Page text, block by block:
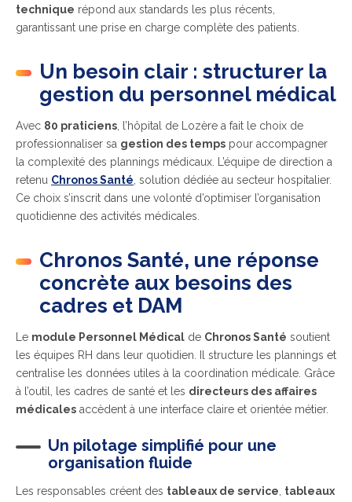
technique répond aux standards les plus récents,
garantissant une prise en charge complète des patients.
Un besoin clair : structurer la
gestion du personnel médical
Avec 80 praticiens , l’hôpital de Lozère a fait le choix de
professionnaliser sa gestion des temps pour accompagner
la complexité des plannings médicaux. L’équipe de direction a
retenu Chronos Santé , solution dédiée au secteur hospitalier.
Ce choix s’inscrit dans une volonté d’optimiser l’organisation
quotidienne des activités médicales.
Chronos Santé, une réponse
concrète aux besoins des
cadres et DAM
Le module Personnel Médical de Chronos Santé soutient
les équipes RH dans leur quotidien. Il structure les plannings et
centralise les données utiles à la coordination médicale. Grâce
à l’outil, les cadres de santé et les directeurs des affaires
médicales accèdent à une interface claire et orientée métier.
Un pilotage simplifié pour une
organisation fluide
Les responsables créent des tableaux de service tableaux